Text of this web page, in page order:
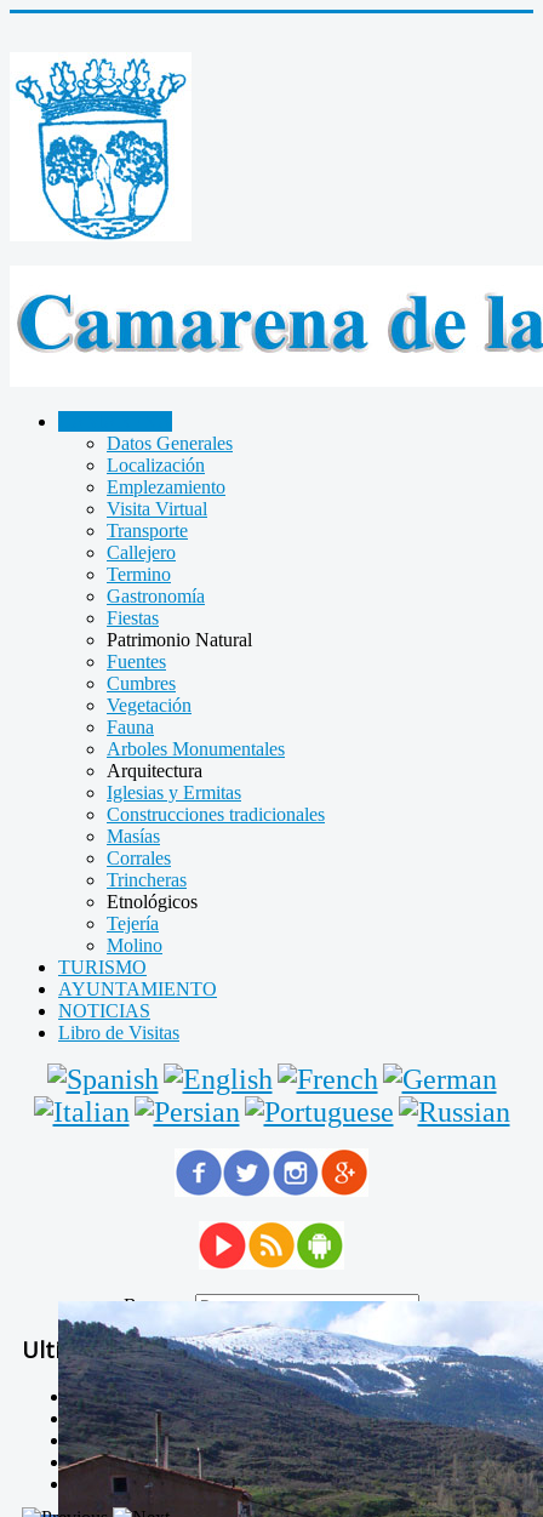
Datos Generales
Localización
Emplezamiento
Visita Virtual
Transporte
Callejero
Termino
Gastronomía
Fiestas
Patrimonio Natural
Fuentes
Cumbres
Vegetación
Fauna
Arboles Monumentales
Arquitectura
Iglesias y Ermitas
Construcciones tradicionales
Masías
Corrales
Trincheras
Etnológicos
Tejería
Molino
TURISMO
AYUNTAMIENTO
NOTICIAS
Libro de Visitas
Buscar...
Ultimas Noticias
Solidaria carrera - 7 TÉRMINOS XTREM
Temporal de Febrero
Nevada Enero 2018
La estación de esquí de Javalambre abrirán este sábado
Larga vida a las escuelas